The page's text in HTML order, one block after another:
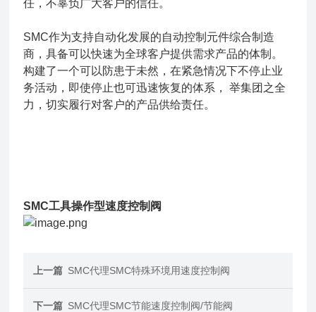
任，不辜负广大客户的信任。
SMC作为支持自动化发展的自动控制元件综合制造
商，具备可以快速为全球客户提供需求产品的体制。
构建了一个可以防患于未然，在紧急情况下不停止业
务活动，即使停止也可迅速恢复的体系， 举集团之全
力，切实履行对客户的产品供给责任。
SMC工具操作型速度控制阀
上一篇 SMC代理SMC特殊环境用速度控制阀
下一篇 SMC代理SMC节能速度控制阀/节能阀